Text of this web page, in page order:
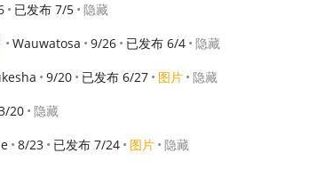
已发布 7/5 隐藏
Wauwatosa 9/26 已发布 6/4 隐藏
9/20 已发布 6/27 图片 隐藏
20 隐藏
8/23 已发布 7/24 图片 隐藏